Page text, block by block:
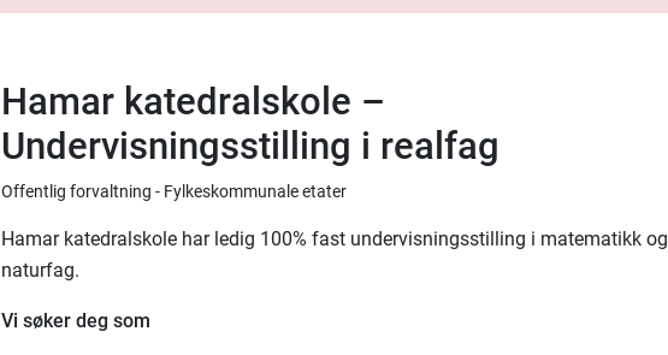
Hamar katedralskole –
Undervisningsstilling i realfag
Offentlig forvaltning - Fylkeskommunale etater
Hamar katedralskole har ledig 100% fast undervisningsstilling i matematikk og
naturfag.
Vi søker deg som